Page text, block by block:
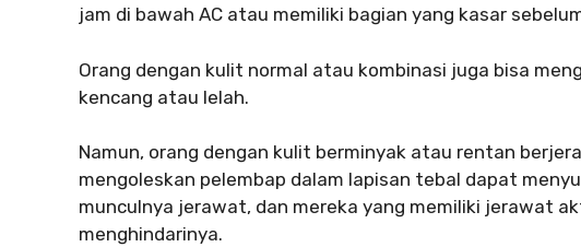
jam di bawah AC atau memiliki bagian yang kasar
Orang dengan kulit normal atau kombinasi juga bisa
kencang atau lelah.
Namun, orang dengan kulit berminyak atau rentan
mengoleskan pelembap dalam lapisan tebal dapat
munculnya jerawat, dan mereka yang memiliki jerawat
menghindarinya.